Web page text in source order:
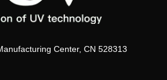
Center, CN 528313